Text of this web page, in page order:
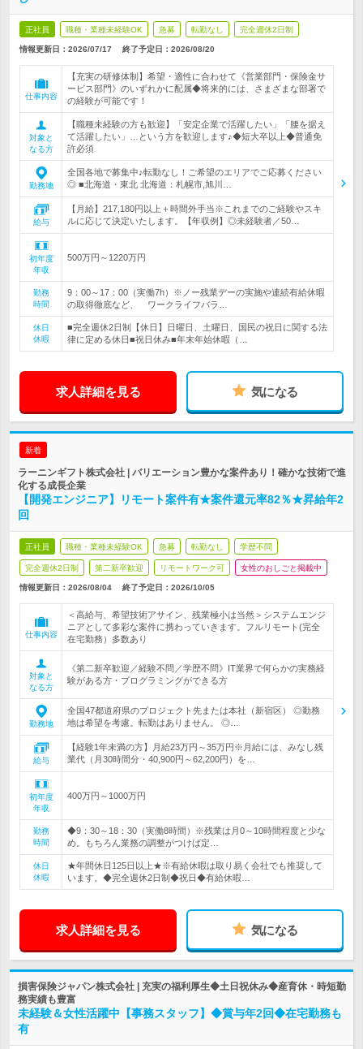
正社員 職種・業種未経験OK 急募 転勤なし 完全週休2日制
情報更新日：2026/07/17 終了予定日： 2026/08/20
仕事内容
【充実の研修体制】希望・適性に合わせて《営業部門・保険金サ
ービス部門》のいずれかに配属◆将来的には、さまざまな部署で
の経験が可能です！
対象と
なる方
【職種未経験の方も歓迎】「安定企業で活躍したい」「腰を据え
て活躍したい」…という方を歓迎します♪◆短大卒以上◆普通免
許必須
勤務地
全国各地で募集中♪転勤なし！ご希望のエリアでご応募ください
◎ ■北海道・東北 北海道：札幌市,旭川…
給与
【月給】217,180円以上＋時間外手当※これまでのご経験やスキ
ルに応じて決定いたします。【年収例】◎未経験者／50…
初年度
年収
500万円～1220万円
勤務
時間
9：00～17：00（実働7h）※ノー残業デーの実施や連続有給休暇
の取得徹底など、 ワークライフバラ…
休日
休暇
■完全週休2日制【休日】日曜日、土曜日、国民の祝日に関する法
律に定める休日■祝日休み■年末年始休暇（…
求人詳細を見る 気になる
新着
ラーニンギフト株式会社 | バリエーション豊かな案件あり！確かな技術で進
化する成長企業
【開発エンジニア】リモート案件有★案件還元率82％★昇給年2
回
正社員 職種・業種未経験OK 急募 転勤なし 学歴不問
完全週休2日制 第二新卒歓迎 リモートワーク可 女性のおしごと掲載中
情報更新日：2026/08/04 終了予定日： 2026/10/05
仕事内容
＜高給与、希望技術アサイン、残業極小は当然＞システムエンジ
ニアとして多彩な案件に携わっていきます。フルリモート(完全
在宅勤務）多数あり
対象と
なる方
《第二新卒歓迎／経験不問／学歴不問》IT業界で何らかの実務経
験がある方・プログラミングができる方
勤務地
全国47都道府県のプロジェクト先または本社（新宿区） ◎勤務
地は希望を考慮。転勤はありません。 ◎…
給与
【経験1年未満の方】月給23万円～35万円※月給には、みなし残
業代（月30時間分・40,900円～62,200円）を…
初年度
年収
400万円～1000万円
勤務
時間
◆9：30～18：30（実働8時間）※残業は月0～10時間程度と少な
め。もちろん業務の調整がつけば定…
休日
休暇
★年間休日125日以上★※有給休暇は取り易く会社でも推奨して
います。◆完全週休2日制◆祝日◆有給休暇…
求人詳細を見る 気になる
損害保険ジャパン株式会社 | 充実の福利厚生◆土日祝休み◆産育休・時短勤
務実績も豊富
未経験＆女性活躍中【事務スタッフ】◆賞与年2回◆在宅勤務も
有